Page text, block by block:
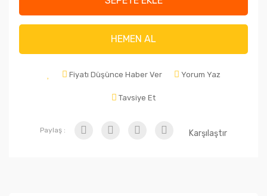
HEMEN AL
Fiyatı Düşünce Haber Ver Yorum Yaz
Tavsiye Et
Paylaş : Karşılaştır